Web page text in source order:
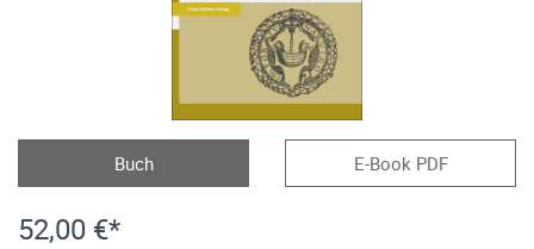
Buch E-Book PDF
52,00 €*